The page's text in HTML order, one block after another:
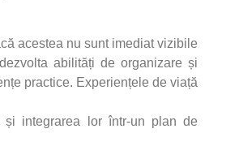
acestea nu sunt imediat vizibile
abilități de organizare și
practice. Experiențele de viață
și integrarea lor într-un plan de